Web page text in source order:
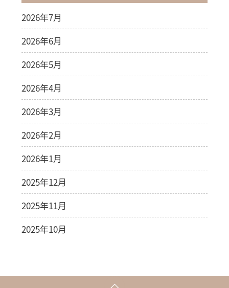
2026年7月
2026年6月
2026年5月
2026年4月
2026年3月
2026年2月
2026年1月
2025年12月
2025年11月
2025年10月